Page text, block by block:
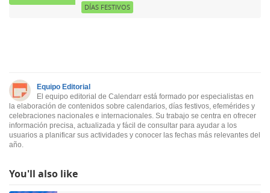
DÍAS FESTIVOS
Equipo Editorial
El equipo editorial de Calendarr está formado por especialistas en
la elaboración de contenidos sobre calendarios, días festivos, efemérides y
celebraciones nacionales e internacionales. Su trabajo se centra en ofrecer
información precisa, actualizada y fácil de consultar para ayudar a los
usuarios a planificar sus actividades y conocer las fechas más relevantes del
año.
You'll also like